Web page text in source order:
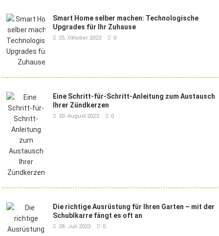
Smart Home selber machen: Technologische
Upgrades für Ihr Zuhause
25. Oktober 2023 0
Eine Schritt-für-Schritt-Anleitung zum Austausch
Ihrer Zündkerzen
20. August 2023 0
Die richtige Ausrüstung für Ihren Garten – mit der
Schublkarre fängt es oft an
28. Juli 2023 0